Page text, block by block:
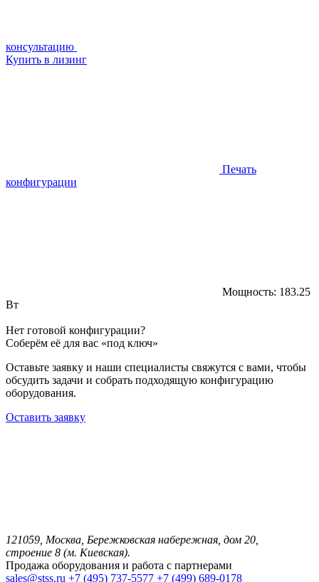
консультацию
Купить в лизинг
Печать
конфигурации
Мощность: 183.25
Вт
Нет готовой конфигурации?
Соберём её для вас «под ключ»
Оставьте заявку и наши специалисты свяжутся с вами, чтобы
обсудить задачи и собрать подходящую конфигурацию
оборудования.
Оставить заявку
121059, Москва, Бережковская набережная, дом 20,
строение 8 (м. Киевская).
Продажа оборудования и работа с партнерами
sales@stss.ru +7 (495) 737-5577 +7 (499) 689-0178